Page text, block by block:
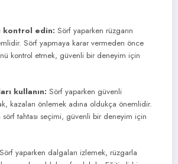
kontrol edin: Sörf yaparken rüzgarın
Sörf yapmaya karar vermeden önce
kontrol etmek, güvenli bir deneyim için
kullanın: Sörf yaparken güvenli
kazaları önlemek adına oldukça önemlidir.
tahtası seçimi, güvenli bir deneyim için
Sörf yaparken dalgaları izlemek, rüzgarla